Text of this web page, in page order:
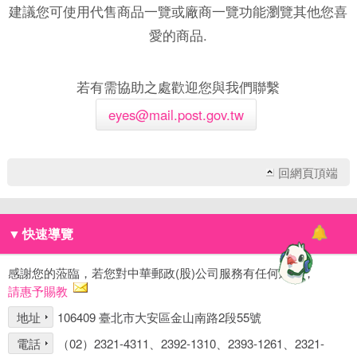
建議您可使用代售商品一覽或廠商一覽功能瀏覽其他您喜
愛的商品.
若有需協助之處歡迎您與我們聯繫
eyes@mail.post.gov.tw
回網頁頂端
▼ 快速導覽
感謝您的蒞臨，若您對中華郵政(股)公司服務有任何建議，
請惠予賜教
地址
106409 臺北市大安區金山南路2段55號
電話
（02）2321-4311、2392-1310、2393-1261、2321-